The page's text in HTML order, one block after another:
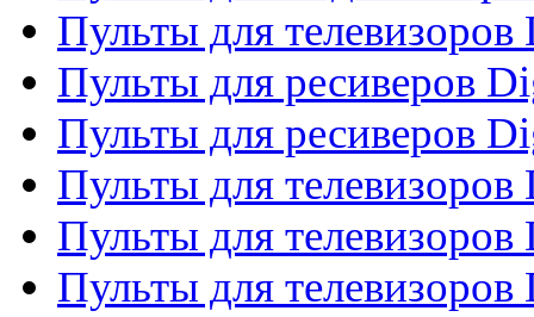
Пульты для телевизоров
Пульты для ресиверов
Пульты для ресиверов
Пульты для
Пульты для
Пульты для телевизоров